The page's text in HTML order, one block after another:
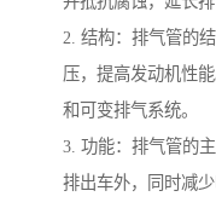
2. 结构：排气管的
压，提高发动机性
和可变排气系统。
3. 功能：排气管的
排出车外，同时减